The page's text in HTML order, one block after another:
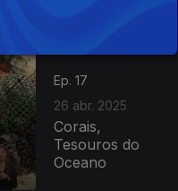
Ep. 17
26 abr. 2025
Corais,
Tesouros do
Oceano